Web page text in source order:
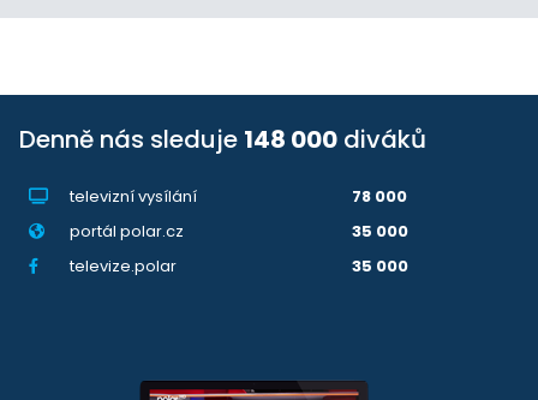
Denně nás sleduje 148 000 diváků
televizní vysílání
78 000
portál polar.cz
35 000
televize.polar
35 000